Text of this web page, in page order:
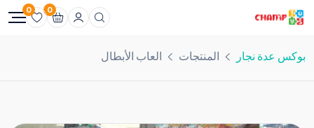
0
0
بوكس عدة نجار المنتجات العاب الأبطال